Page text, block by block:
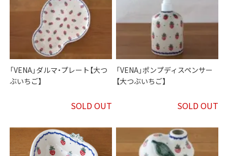
「VENA」ダルマ・プレート【大つ
ぶいちご】
SOLD OUT
「VENA」ポンプディスペンサー
【大つぶいちご】
SOLD OUT